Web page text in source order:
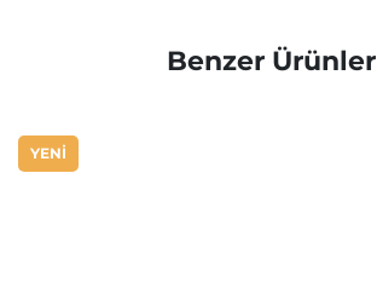
Benzer Ürünler
YENİ